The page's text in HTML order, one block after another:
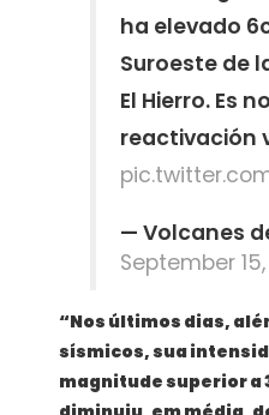
ha elevado
Suroeste de
El Hierro. Es
reactivación
— Volcanes
September 15,
“Nos últimos dias,
sísmicos, sua
magnitude superior a